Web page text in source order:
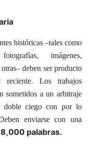
históricas –tales como
imágenes,
deben ser producto
Los trabajos
sometidos a un arbitraje
doble ciego con por lo
enviarse con una
palabras.